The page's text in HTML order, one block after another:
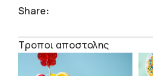
Share:
Τροποι αποστολης